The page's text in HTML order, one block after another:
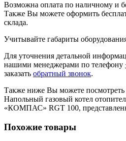
Возможна оплата по наличному и
Также Вы можете оформить
склада.
Учитывайте габариты
Для уточнения детальной
нашими менеджерами по телефону
заказать обратный звонок.
Также ниже Вы можете посмотреть
Напольный газовый котел
«КОМПАС» RGT 100,
Похожие товары